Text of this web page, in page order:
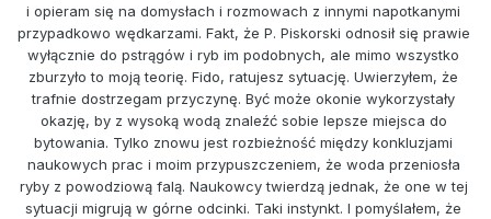
i opieram się na domysłach i rozmowach z innymi napotkanymi
przypadkowo wędkarzami. Fakt, że P. Piskorski odnosił się prawie
wyłącznie do pstrągów i ryb im podobnych, ale mimo wszystko
zburzyło to moją teorię. Fido, ratujesz sytuację. Uwierzyłem, że
trafnie dostrzegam przyczynę. Być może okonie wykorzystały
okazję, by z wysoką wodą znaleźć sobie lepsze miejsca do
bytowania. Tylko znowu jest rozbieżność między konkluzjami
naukowych prac i moim przypuszczeniem, że woda przeniosła
ryby z powodziową falą. Naukowcy twierdzą jednak, że one w tej
sytuacji migrują w górne odcinki. Taki instynkt. I pomyślałem, że